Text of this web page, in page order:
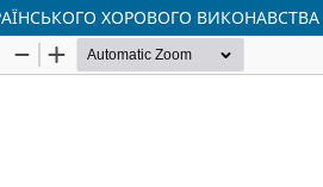
ХОРОВОГО ВИКОНАВСТВА